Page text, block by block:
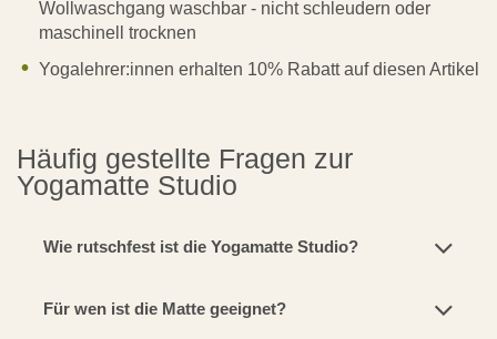
Wollwaschgang waschbar - nicht schleudern oder
maschinell trocknen
Yogalehrer:innen erhalten 10% Rabatt auf diesen Artikel
Häufig gestellte Fragen zur
Yogamatte Studio
Wie rutschfest ist die Yogamatte Studio?
Für wen ist die Matte geeignet?